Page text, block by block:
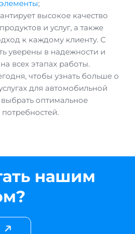
;
высокое качество
и услуг, а также
к каждому клиенту. С
уверены в надежности и
всех этапах работы.
чтобы узнать больше о
для автомобильной
оптимальное
нашим